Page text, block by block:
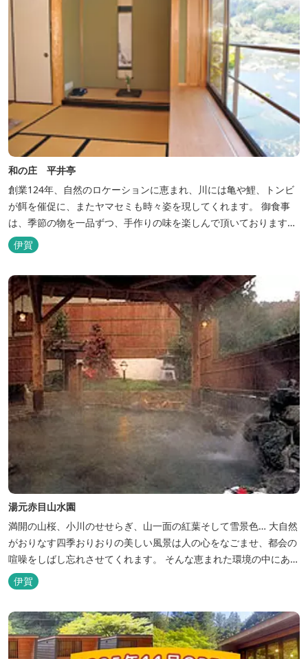
和の庄 平井亭
創業124年、自然のロケーションに恵まれ、川には亀や鯉、トンビ
が餌を催促に、またヤマセミも時々姿を現してくれます。 御食事
は、季節の物を一品ずつ、手作りの味を楽しんで頂いております。
（宿泊一日一組）
伊賀
湯元赤目山水園
満開の山桜、小川のせせらぎ、山一面の紅葉そして雪景色… 大自然
がおりなす四季おりおりの美しい風景は人の心をなごませ、都会の
喧噪をしばし忘れさせてくれます。 そんな恵まれた環境の中にあ
る、純和風造りの閑静なたたずまい …それが赤目山水園です。 ま
た、赤目山水園の園内からこんこんと湧き出る天然温泉「赤目温泉
んでいただいておりま...
伊賀